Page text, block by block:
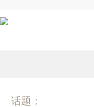
话题：